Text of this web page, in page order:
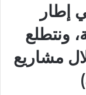
إطار
ونتطلع
مشاريع